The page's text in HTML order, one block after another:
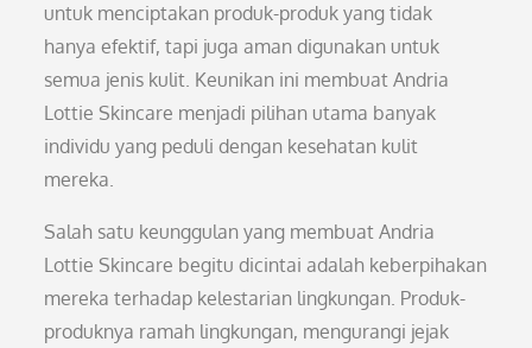
untuk menciptakan produk-produk yang tidak
hanya efektif, tapi juga aman digunakan untuk
semua jenis kulit. Keunikan ini membuat Andria
Lottie Skincare menjadi pilihan utama banyak
individu yang peduli dengan kesehatan kulit
mereka.
Salah satu keunggulan yang membuat Andria
Lottie Skincare begitu dicintai adalah keberpihakan
mereka terhadap kelestarian lingkungan. Produk-
produknya ramah lingkungan, mengurangi jejak